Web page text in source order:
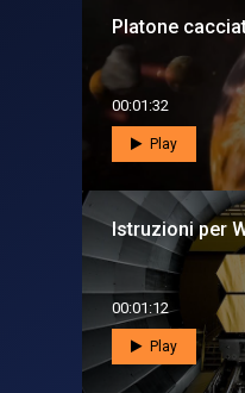
Platone
00:01:32
Play
Istruzioni per
00:01:12
Play